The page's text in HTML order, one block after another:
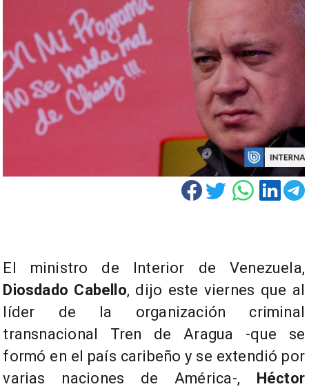
El ministro de Interior de Venezuela,
Diosdado Cabello, dijo este viernes que al
líder de la organización criminal
transnacional Tren de Aragua -que se
formó en el país caribeño y se extendió por
varias naciones de América-, Héctor